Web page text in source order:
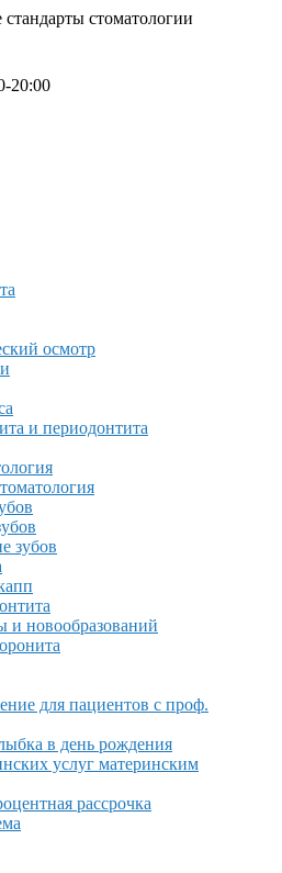
стоматологии
20:00
осмотр
и периодонтита
зубов
и новообразований
для пациентов с проф.
в день рождения
услуг материнским
рассрочка